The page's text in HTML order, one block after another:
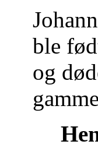
ble
og